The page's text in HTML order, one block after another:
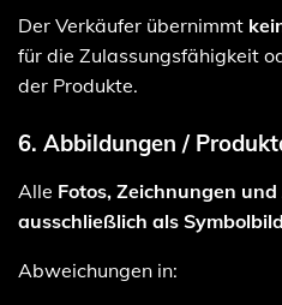
Der Verkäufer übernimmt
für die Zulassungsfähigkeit
der Produkte.
6. Abbildungen /
Alle Fotos, Zeichnungen
ausschließlich als
Abweichungen in: